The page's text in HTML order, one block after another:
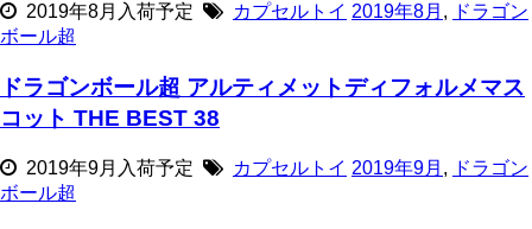
2019年8月入荷予定 カプセルトイ 2019年8月 , ドラゴン
ボール超
ドラゴンボール超 アルティメットディフォルメマス
コット THE BEST 38
2019年9月入荷予定 カプセルトイ 2019年9月 , ドラゴン
ボール超